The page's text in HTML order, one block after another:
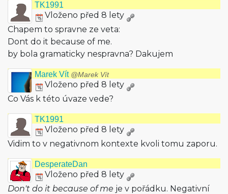
TK1991
Vloženo před 8 lety
Chapem to spravne ze veta:
Dont do it because of me.
by bola gramaticky nespravna? Dakujem
Marek Vít @Marek Vít
Vloženo před 8 lety
Co Vás k této úvaze vede?
TK1991
Vloženo před 8 lety
Vidim to v negativnom kontexte kvoli tomu zaporu.
DesperateDan
Vloženo před 8 lety
Don't do it because of me je v pořádku. Negativní